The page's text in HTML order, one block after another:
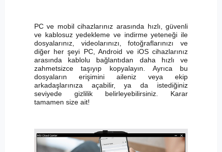
PC ve mobil cihazlarınız arasında hızlı, güvenli
ve kablosuz yedekleme ve indirme yeteneği ile
dosyalarınız, videolarınızı, fotoğraflarınızı ve
diğer her şeyi PC, Android ve iOS cihazlarınız
arasında kablolu bağlantıdan daha hızlı ve
zahmetsizce taşıyıp kopyalayın. Ayrıca bu
dosyaların erişimini aileniz veya ekip
arkadaşlarınıza açabilir, ya da istediğiniz
seviyede gizlilik belirleyebilirsiniz. Karar
tamamen size ait!